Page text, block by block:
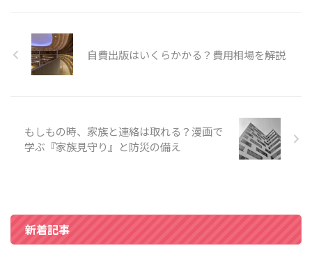
自費出版はいくらかかる？費用相場を解説
もしもの時、家族と連絡は取れる？漫画で
学ぶ『家族見守り』と防災の備え
新着記事